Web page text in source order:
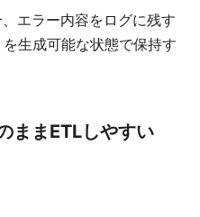
エラー内容をログに残す
生成可能な状態で保持す
ままETLしやすい